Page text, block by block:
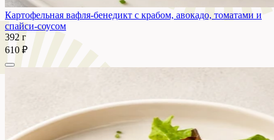
Картофельная вафля-бенедикт с крабом, авокадо, томатами и
спайси-соусом
392 г
610 ₽